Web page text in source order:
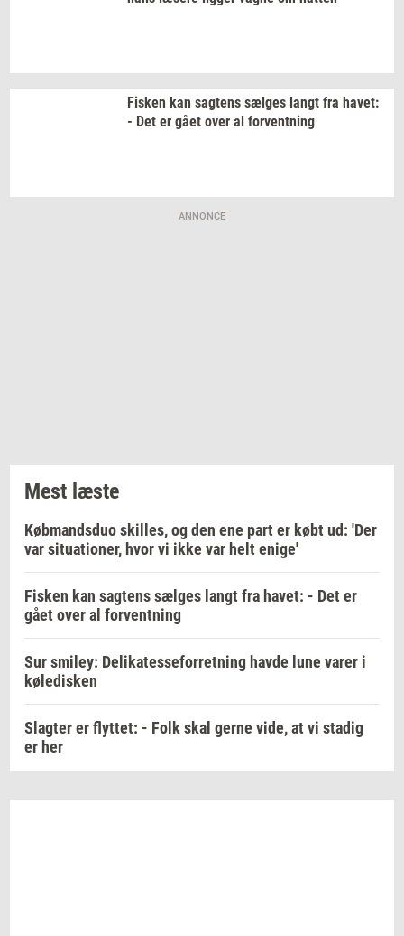
Fi­sken kan sag­tens sæl­ges langt fra havet:
- Det er gået over al for­vent­ning
ANNONCE
Mest læste
Købmandsduo skilles, og den ene part er købt ud: 'Der
var situationer, hvor vi ikke var helt enige'
Fisken kan sagtens sælges langt fra havet: - Det er
gået over al forventning
Sur smiley: Delikatesseforretning havde lune varer i
køledisken
Slagter er flyttet: - Folk skal gerne vide, at vi stadig
er her